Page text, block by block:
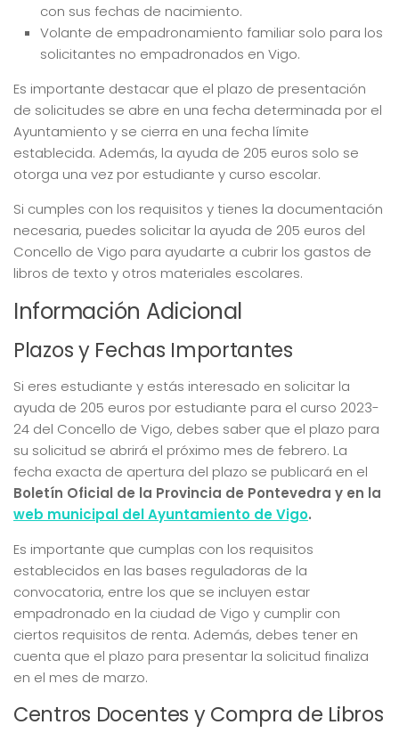
con sus fechas de nacimiento.
Volante de empadronamiento familiar solo para los
solicitantes no empadronados en Vigo.
Es importante destacar que el plazo de presentación
de solicitudes se abre en una fecha determinada por el
Ayuntamiento y se cierra en una fecha límite
establecida. Además, la ayuda de 205 euros solo se
otorga una vez por estudiante y curso escolar.
Si cumples con los requisitos y tienes la documentación
necesaria, puedes solicitar la ayuda de 205 euros del
Concello de Vigo para ayudarte a cubrir los gastos de
libros de texto y otros materiales escolares.
Información Adicional
Plazos y Fechas Importantes
Si eres estudiante y estás interesado en solicitar la
ayuda de 205 euros por estudiante para el curso 2023-
24 del Concello de Vigo, debes saber que el plazo para
su solicitud se abrirá el próximo mes de febrero. La
fecha exacta de apertura del plazo se publicará en el
Boletín Oficial de la Provincia de Pontevedra y en la
web municipal del Ayuntamiento de Vigo.
Es importante que cumplas con los requisitos
establecidos en las bases reguladoras de la
convocatoria, entre los que se incluyen estar
empadronado en la ciudad de Vigo y cumplir con
ciertos requisitos de renta. Además, debes tener en
cuenta que el plazo para presentar la solicitud finaliza
en el mes de marzo.
Centros Docentes y Compra de Libros